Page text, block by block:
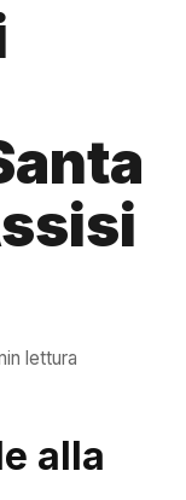
lettura
alla